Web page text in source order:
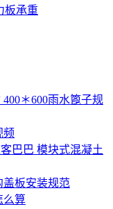
板承重
＊600雨水篦子规
频
巴巴 模块式混凝土
盖板安装规范
么算